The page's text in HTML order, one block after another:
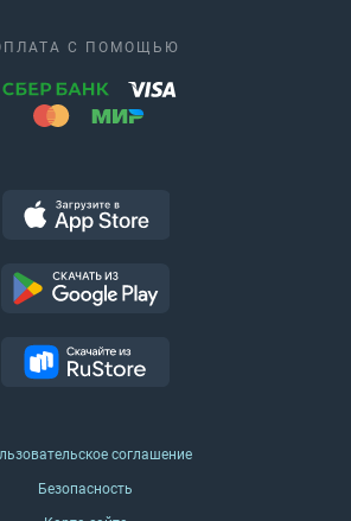
С ПОМОЩЬЮ
соглашение
Безопасность